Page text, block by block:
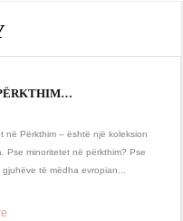
në Përkthim – është një koleksion
Pse minoritetet në përkthim? Pse
të mëdha evropian...